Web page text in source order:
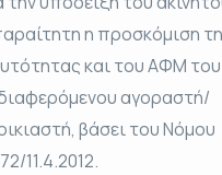
η προσκόμιση
και του ΑΦΜ του
αγοραστή/
βάσει του Νόμου
11.4.2012.